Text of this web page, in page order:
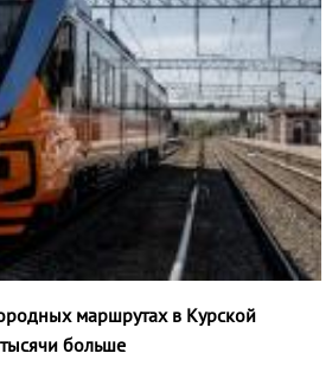
маршрутах в Курской
больше